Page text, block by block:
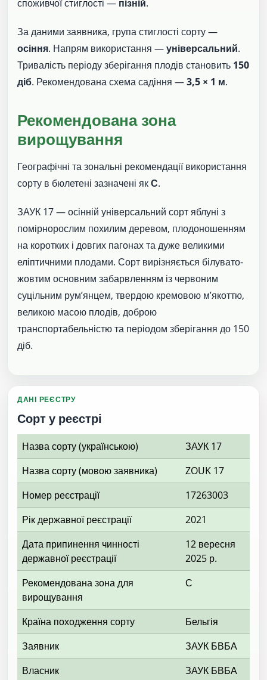
споживчої стиглості — пізній.
За даними заявника, група стиглості сорту —
осіння. Напрям використання —універсальний.
Тривалість періоду зберігання плодів становить 150
діб. Рекомендована схема садіння —3,5 × 1 м.
Рекомендована зона
вирощування
Географічні та зональні рекомендації використання
сорту в бюлетені зазначені якС.
ЗАУК 17 — осінній універсальний сорт яблуні з
помірнорослим похилим деревом, плодоношенням
на коротких і довгих пагонах та дуже великими
еліптичними плодами. Сорт вирізняється білувато-
жовтим основним забарвленням із червоним
суцільним рум’янцем, твердою кремовою м’якоттю,
великою масою плодів, доброю
транспортабельністю та періодом зберігання до 150
діб.
ДАНІ РЕЄСТРУ
Сорт у реєстрі
Назва сорту (українською)
ЗАУК 17
Назва сорту (мовою заявника)
ZOUK 17
Номер реєстрації
17263003
Рік державної реєстрації
2021
Дата припинення чинності
державної реєстрації
12 вересня
2025 р.
Рекомендована зона для
вирощування
С
Країна походження сорту
Бельгія
Заявник
ЗАУК БВБА
Власник
ЗАУК БВБА